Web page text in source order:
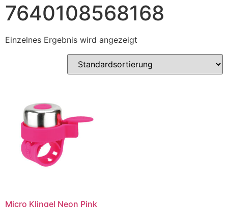
7640108568168
Einzelnes Ergebnis wird angezeigt
Micro Klingel Neon Pink